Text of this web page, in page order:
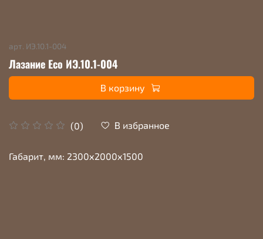
арт. ИЭ.10.1-004
Лазание Eco ИЭ.10.1-004
(0) В избранное
В корзину
Габарит, мм: 2300х2000х1500